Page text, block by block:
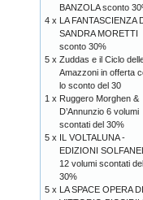
BANZOLA sconto
4 x LA FANTASCIENZA
SANDRA MORETTI
sconto 30%
5 x Zuddas e il Ciclo
Amazzoni in offerta
lo sconto del 30
1 x Ruggero Morghen &
D’Annunzio 6 volumi
scontati del 30%
5 x IL VOLTALUNA -
EDIZIONI
12 volumi scontati del
30%
5 x LA SPACE OPERA DI